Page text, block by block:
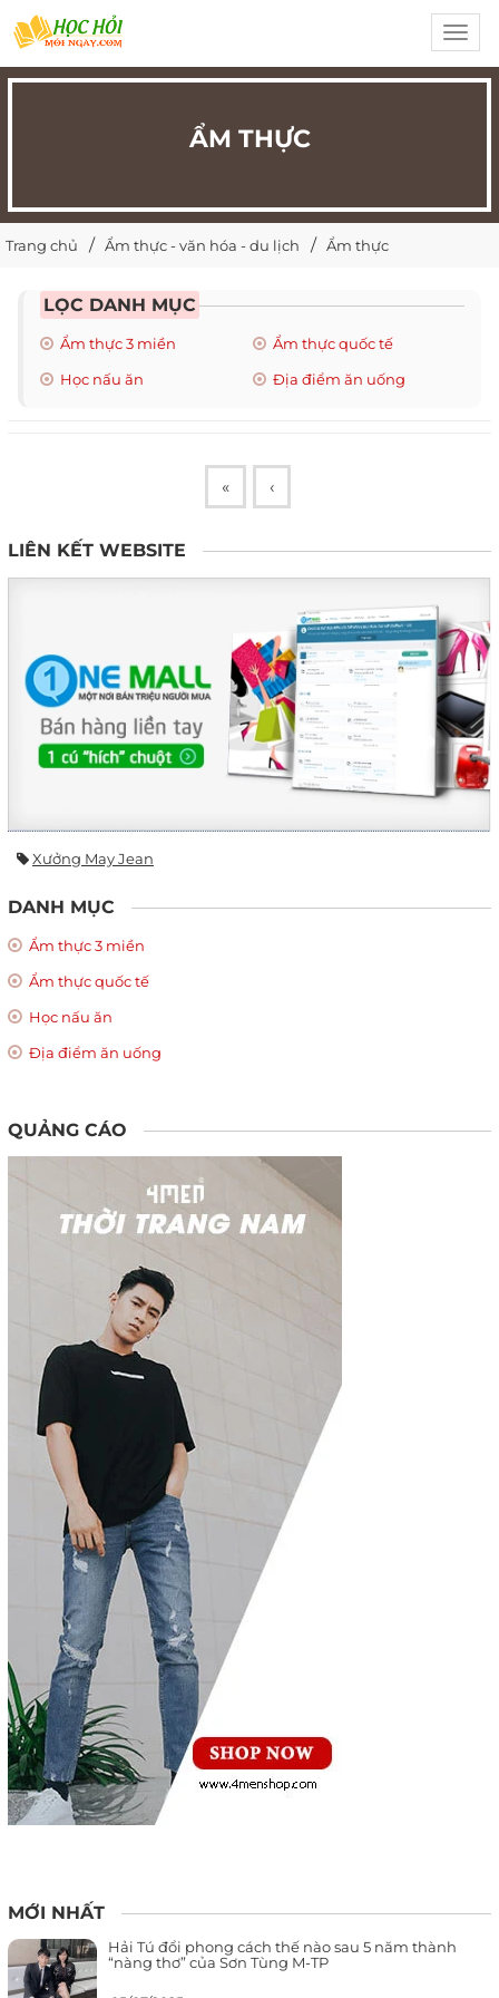
ẨM THỰC
Trang chủ Ẩm thực - văn hóa - du lịch Ẩm thực
LỌC DANH MỤC
Ẩm thực 3 miền
Ẩm thực quốc tế
Học nấu ăn
Địa điểm ăn uống
« ‹
LIÊN KẾT WEBSITE
Xưởng May Jean
DANH MỤC
Ẩm thực 3 miền
Ẩm thực quốc tế
Học nấu ăn
Địa điểm ăn uống
QUẢNG CÁO
MỚI NHẤT
Hải Tú đổi phong cách thế nào sau 5 năm thành
“nàng thơ” của Sơn Tùng M-TP